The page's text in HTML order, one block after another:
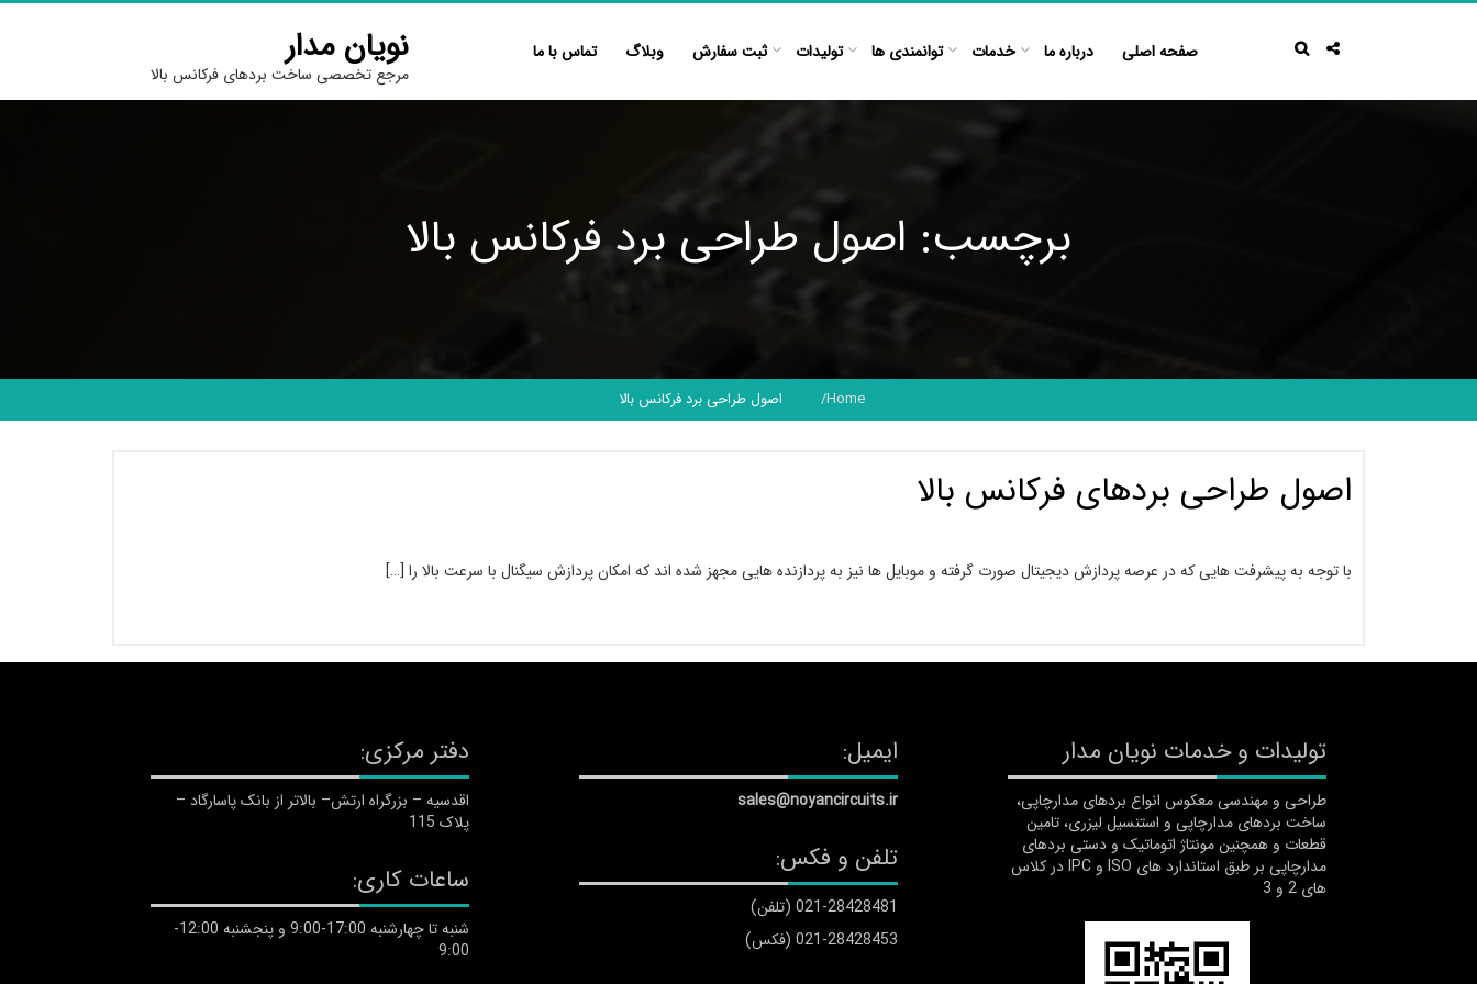
Skip
نویان مدار
مرجع تخصصی ساخت بردهای فرکانس بالا
صفحه اصلی درباره ما خدمات توانمندی ها تولیدات ثبت سفارش وبلاگ تماس با ما
برچسب: اصول طراحی برد فرکانس بالا
Home اصول طراحی برد فرکانس بالا
اصول طراحی بردهای فرکانس بالا
با توجه به پیشرفت هایی که در عرصه پردازش دیجیتال صورت گرفته و موبایل ها نیز به پردازنده هایی مجهز شده اند که امکان پردازش سیگنال با سرعت بالا را […]
دفتر مرکزی:
اقدسیه – بزرگراه ارتش– بالاتر از بانک پاسارگاد –
پلاک 115
ساعات کاری:
شنبه تا چهارشنبه 17:00-9:00 و پنجشنبه 12:00-
9:00
ایمیل:
sales@noyancircuits.ir
تلفن و فکس:
021-28428481 (تلفن)
021-28428453 (فکس)
تولیدات و خدمات نویان مدار
طراحی و مهندسی معکوس انواع بردهای مدارچاپی،
ساخت بردهای مدارچاپی و استنسیل لیزری، تامین
قطعات و همچنین مونتاژ اتوماتیک و دستی بردهای
مدارچاپی بر طبق استاندارد های ISO و IPC در کلاس
های 2 و 3